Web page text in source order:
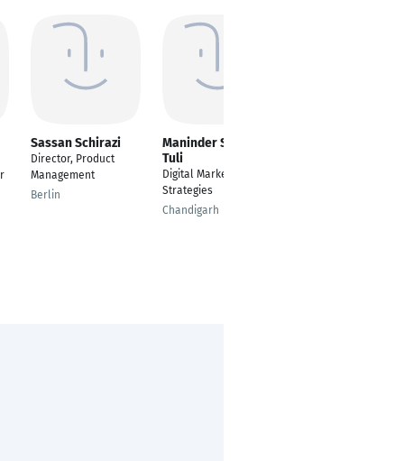
Sassan Schirazi
Director, Product
Management
Berlin
Maninder Singh
Tuli
Digital Marketing
Strategies
Chandigarh